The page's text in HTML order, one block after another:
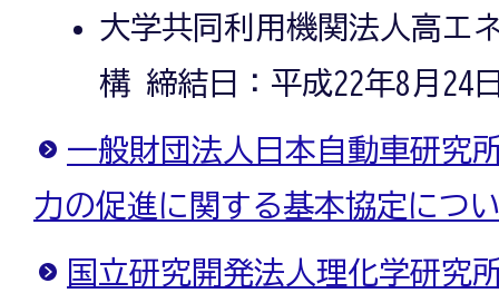
大学共同利用機関法人高エ
構 締結日：平成22年8月24
一般財団法人日本自動車研究
力の促進に関する基本協定につ
国立研究開発法人理化学研究